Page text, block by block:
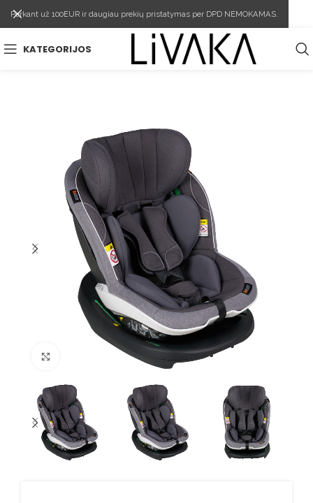
KATEGORIJOS
Spustelėkite norėdami padidinti
Perkant už 100EUR ir daugiau prekių pristatymas per DPD NEMOKAMAS.